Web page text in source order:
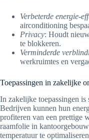
Verbeterde energie-
airconditioning
Privacy: Houdt
te blokkeren.
Verminderde
werkruimtes en
Toepassingen in zakelijke
In zakelijke toepassingen
Bedrijven kunnen hun
profiteren van een prettige
raamfolie in
temperatuur te